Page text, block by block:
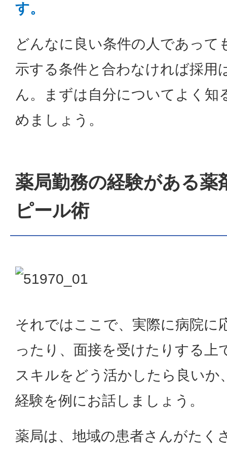
す。
どんなに良い条件の人であって
示する条件と合わなければ採用
ん。まずは自分についてよく知
めましょう。
薬局勤務の経験がある薬
ピール術
それではここで、実際に病院に
ったり、面接を受けたりする上
スキルをどう活かしたら良いか
経験を例にお話しましょう。
薬局は、地域の患者さんがたく